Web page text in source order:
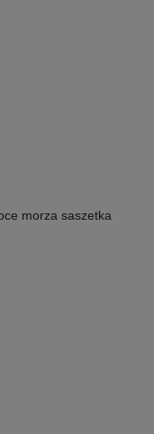
morza saszetka